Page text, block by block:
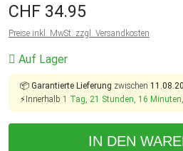
CHF 34.95
Preise inkl. MwSt. zzgl. Versandkosten
Auf Lager
📦 Garantierte Lieferung zwischen
⚡Innerhalb 1 Tag, 21 Stunden, 16
IN DEN